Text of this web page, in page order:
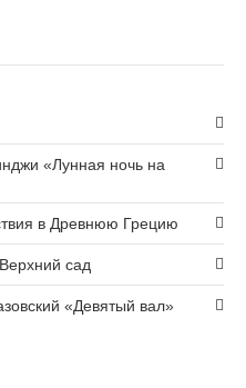
«Лунная ночь на
в Древнюю Грецию
сад
«Девятый вал»